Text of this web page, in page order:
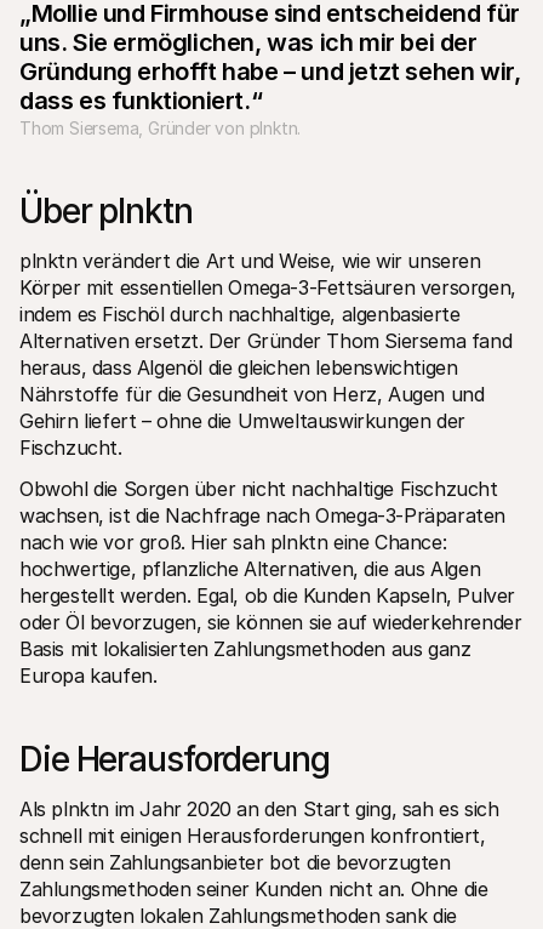
Für Endkunden
Warum steht Mollie auf Ihrem Kontoauszug?
Für Mollie-Händler
Kontaktieren Sie unseren Händler-Support
Sales-Team kontaktieren
Erfahren Sie, wie wir Ihrem Unternehmen helfen können
„Mollie und Firmhouse sind entscheidend für
uns. Sie ermöglichen, was ich mir bei der
Gründung erhofft habe – und jetzt sehen wir,
dass es funktioniert.“
Thom Siersema, Gründer von plnktn.
Über plnktn
plnktn verändert die Art und Weise, wie wir unseren
Körper mit essentiellen Omega-3-Fettsäuren versorgen,
indem es Fischöl durch nachhaltige, algenbasierte
Alternativen ersetzt. Der Gründer Thom Siersema fand
heraus, dass Algenöl die gleichen lebenswichtigen
Nährstoffe für die Gesundheit von Herz, Augen und
Gehirn liefert – ohne die Umweltauswirkungen der
Fischzucht.
Obwohl die Sorgen über nicht nachhaltige Fischzucht
wachsen, ist die Nachfrage nach Omega-3-Präparaten
nach wie vor groß. Hier sah plnktn eine Chance:
hochwertige, pflanzliche Alternativen, die aus Algen
hergestellt werden. Egal, ob die Kunden Kapseln, Pulver
oder Öl bevorzugen, sie können sie auf wiederkehrender
Basis mit lokalisierten Zahlungsmethoden aus ganz
Europa kaufen.
Die Herausforderung
Als plnktn im Jahr 2020 an den Start ging, sah es sich
schnell mit einigen Herausforderungen konfrontiert,
denn sein Zahlungsanbieter bot die bevorzugten
Zahlungsmethoden seiner Kunden nicht an. Ohne die
bevorzugten lokalen Zahlungsmethoden sank die